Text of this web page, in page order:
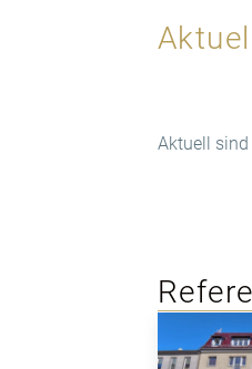
Aktuell sind